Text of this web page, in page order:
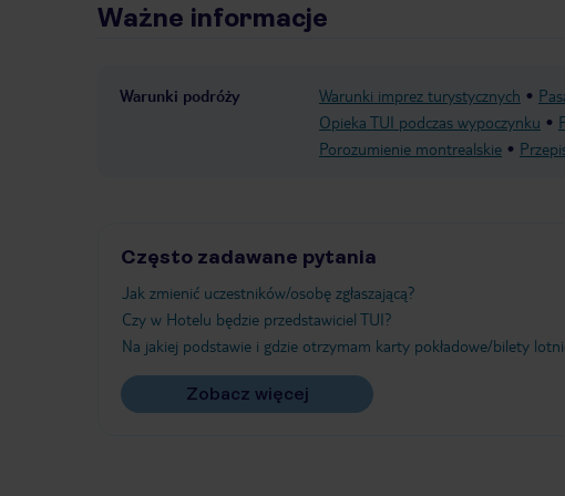
Ważne informacje
Warunki podróży Warunki imprez turystycznych
Opieka TUI podczas wypoczynku
Porozumienie montrealskie
Często zadawane pytania
Jak zmienić uczestników/osobę zgłaszającą?
Czy w Hotelu będzie przedstawiciel TUI?
Na jakiej podstawie i gdzie otrzymam karty pokładowe/bilety
Zobacz więcej